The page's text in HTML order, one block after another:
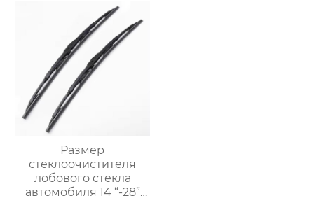
стеклоочистителей от
дождя на ветровом
стекле
Размер
стеклоочистителя
лобового стекла
автомобиля 14 “-28”